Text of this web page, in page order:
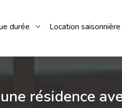
durée Location saisonnière
résidence